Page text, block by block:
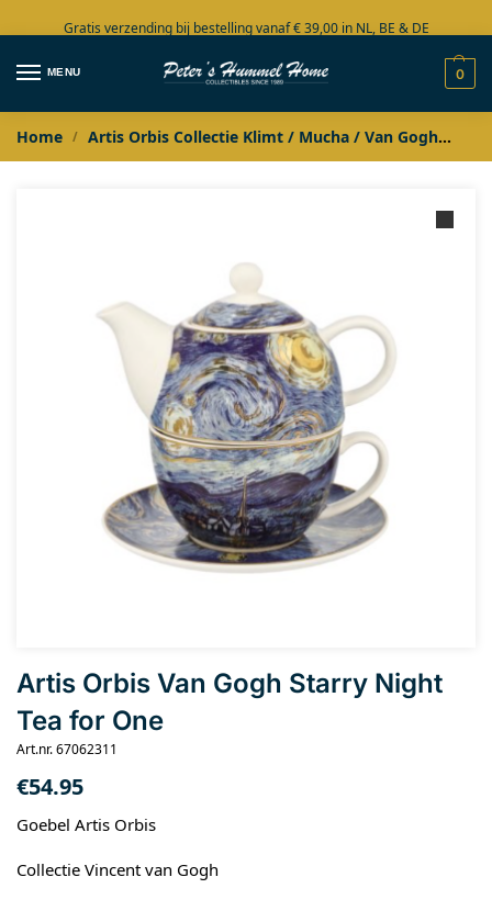
Gratis verzending bij bestelling vanaf € 39,00 in NL, BE & DE
Grote collectie in voorraad
MENU 0
Home / Artis Orbis Collectie Klimt / Mucha / Van Gogh
Artis Orbis Van Gogh Starry Night
Tea for One
Art.nr. 67062311
€54.95
Goebel Artis Orbis
Collectie Vincent van Gogh